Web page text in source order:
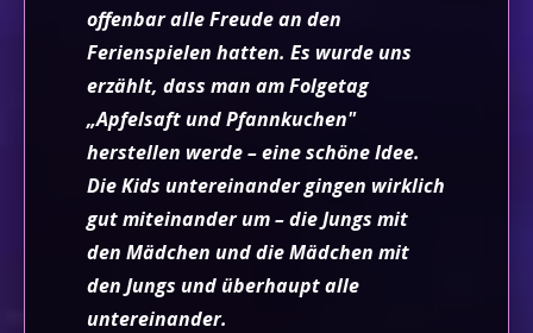
offenbar alle Freude an den
Ferienspielen hatten. Es wurde uns
erzählt, dass man am Folgetag
„Apfelsaft und Pfannkuchen"
herstellen werde – eine schöne Idee.
Die Kids untereinander gingen wirklich
gut miteinander um – die Jungs mit
den Mädchen und die Mädchen mit
den Jungs und überhaupt alle
untereinander.